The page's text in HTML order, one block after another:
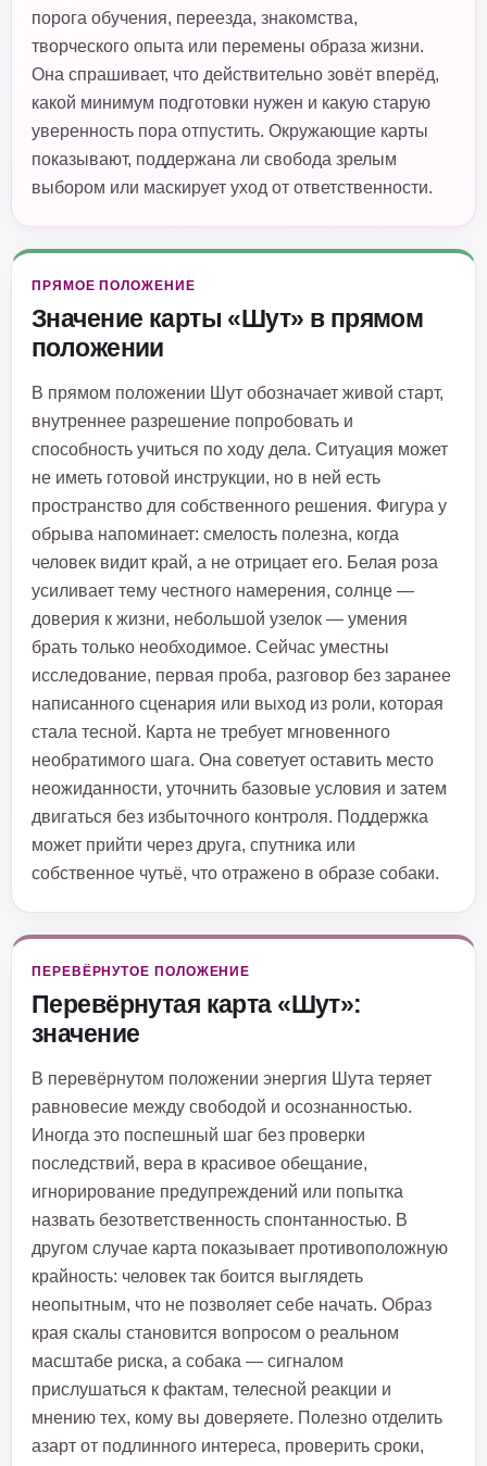
порога обучения, переезда, знакомства,
творческого опыта или перемены образа жизни.
Она спрашивает, что действительно зовёт вперёд,
какой минимум подготовки нужен и какую старую
уверенность пора отпустить. Окружающие карты
показывают, поддержана ли свобода зрелым
выбором или маскирует уход от ответственности.
ПРЯМОЕ ПОЛОЖЕНИЕ
Значение карты «Шут» в прямом
положении
В прямом положении Шут обозначает живой старт,
внутреннее разрешение попробовать и
способность учиться по ходу дела. Ситуация может
не иметь готовой инструкции, но в ней есть
пространство для собственного решения. Фигура у
обрыва напоминает: смелость полезна, когда
человек видит край, а не отрицает его. Белая роза
усиливает тему честного намерения, солнце —
доверия к жизни, небольшой узелок — умения
брать только необходимое. Сейчас уместны
исследование, первая проба, разговор без заранее
написанного сценария или выход из роли, которая
стала тесной. Карта не требует мгновенного
необратимого шага. Она советует оставить место
неожиданности, уточнить базовые условия и затем
двигаться без избыточного контроля. Поддержка
может прийти через друга, спутника или
собственное чутьё, что отражено в образе собаки.
ПЕРЕВЁРНУТОЕ ПОЛОЖЕНИЕ
Перевёрнутая карта «Шут»:
значение
В перевёрнутом положении энергия Шута теряет
равновесие между свободой и осознанностью.
Иногда это поспешный шаг без проверки
последствий, вера в красивое обещание,
игнорирование предупреждений или попытка
назвать безответственность спонтанностью. В
другом случае карта показывает противоположную
крайность: человек так боится выглядеть
неопытным, что не позволяет себе начать. Образ
края скалы становится вопросом о реальном
масштабе риска, а собака — сигналом
прислушаться к фактам, телесной реакции и
мнению тех, кому вы доверяете. Полезно отделить
азарт от подлинного интереса, проверить сроки,